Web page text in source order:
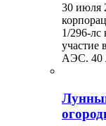
30 июля
1/296-лс
участие
АЭС. 40